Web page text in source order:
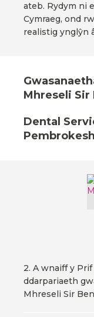
ateb. Rydym ni
Cymraeg, ond
realistig ynglŷn
Mhreseli Sir
Dental
2. A wnaiff y
ddarpariaeth
Mhreseli Sir